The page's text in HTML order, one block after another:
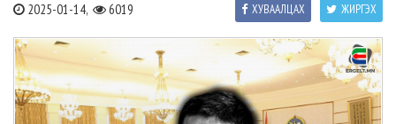
2025-01-14, 6019 ЖИРГЭХ
ХУВААЛЦАХ